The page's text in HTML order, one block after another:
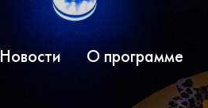
Новости О программе